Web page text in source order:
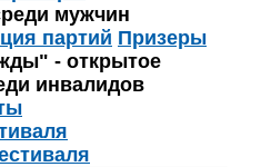
мужчин
партий Призеры
- открытое
инвалидов